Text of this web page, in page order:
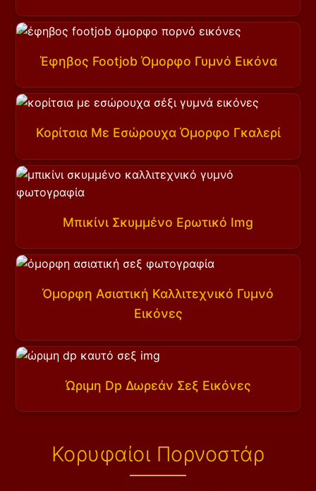
Έφηβος Footjob Όμορφο Γυμνό Εικόνα
Κορίτσια Με Εσώρουχα Όμορφο Γκαλερί
Μπικίνι Σκυμμένο Ερωτικό Img
Όμορφη Ασιατική Καλλιτεχνικό Γυμνό
Εικόνες
Ώριμη Dp Δωρεάν Σεξ Εικόνες
Κορυφαίοι Πορνοστάρ